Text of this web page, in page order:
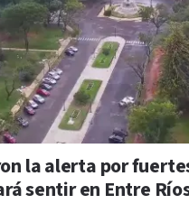
la alerta por
sentir en Entre